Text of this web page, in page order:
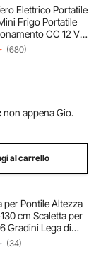
Elettrico Portatile
Frigo Portatile
CC 12 V
V a 240 V,
da -20 °C a
Viaggio Barca
(680)
non appena Gio.
al carrello
per Pontile Altezza
cm Scaletta per
Gradini Lega di
ca. 226 kg con
Antiscivolo
Barca Piscina
(34)